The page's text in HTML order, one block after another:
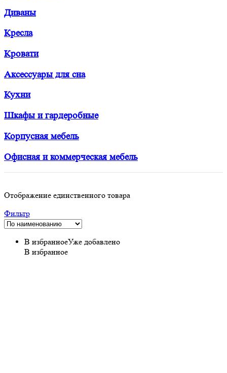
Диваны
Кресла
Кровати
Аксессуары для сна
Кухни
Шкафы и гардеробные
Корпусная мебель
Офисная и коммерческая мебель
Отображение единственного товара
Фильтр
В избранноеУже добавлено
В избранное